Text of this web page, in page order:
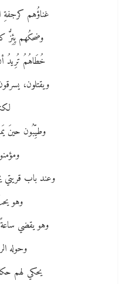
غناؤُهم كرجفةِ
وضحكُهم يِئِزُّ
خُطَاهُمُ تُرِيدُ
ويقتلون،
وطيِّبُون حينَ
وعند باب
وهو
وهو يقضي ساعةً
وحوله
يحكي لهم